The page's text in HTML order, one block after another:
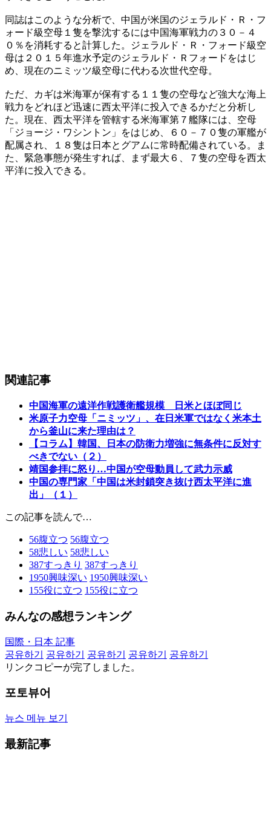
同誌はこのような分析で、中国が米国のジェラルド・Ｒ・フ
ォード級空母１隻を撃沈するには中国海軍戦力の３０－４
０％を消耗すると計算した。ジェラルド・Ｒ・フォード級空
母は２０１５年進水予定のジェラルド・Ｒフォードをはじ
め、現在のニミッツ級空母に代わる次世代空母。
ただ、カギは米海軍が保有する１１隻の空母など強大な海上
戦力をどれほど迅速に西太平洋に投入できるかだと分析し
た。現在、西太平洋を管轄する米海軍第７艦隊には、空母
「ジョージ・ワシントン」をはじめ、６０－７０隻の軍艦が
配属され、１８隻は日本とグアムに常時配備されている。ま
た、緊急事態が発生すれば、まず最大６、７隻の空母を西太
平洋に投入できる。
関連記事
中国海軍の遠洋作戦護衛艦規模 日米とほぼ同じ
米原子力空母「ニミッツ」、在日米軍ではなく米本土
から釜山に来た理由は？
【コラム】韓国、日本の防衛力増強に無条件に反対す
べきでない（２）
靖国参拝に怒り…中国が空母動員して武力示威
中国の専門家「中国は米封鎖突き抜け西太平洋に進
出」（１）
この記事を読んで…
56腹立つ 56腹立つ
58悲しい 58悲しい
387すっきり 387すっきり
1950興味深い 1950興味深い
155役に立つ 155役に立つ
みんなの感想ランキング
国際・日本 記事
공유하기
공유하기 공유하기 공유하기
공유하기
リンクコピーが完了しました。
포토뷰어
뉴스 메뉴 보기
最新記事